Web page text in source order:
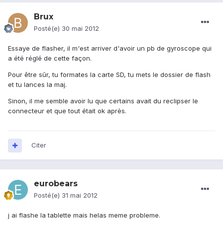
Brux
Posté(e) 30 mai 2012
Essaye de flasher, il m'est arriver d'avoir un pb de gyroscope qui
a été réglé de cette façon.
Pour être sûr, tu formates la carte SD, tu mets le dossier de flash
et tu lances la maj.
Sinon, il me semble avoir lu que certains avait du reclipser le
connecteur et que tout était ok après.
Citer
eurobears
Posté(e) 31 mai 2012
j ai flashe la tablette mais helas meme probleme.